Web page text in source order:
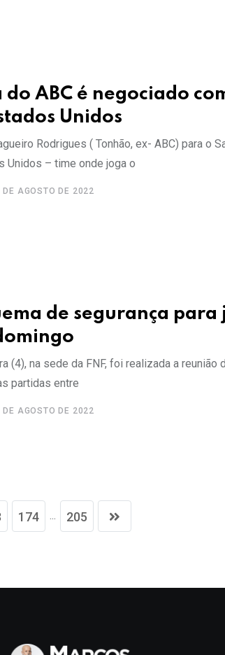
ABC é negociado
Unidos
Rodrigues ( Tonhão, ex- ABC) para o
Unidos – time onde joga o
DE AGOSTO DE 2022
de segurança para
(4), na sede da FNF, foi realizada a reunião
partidas entre
DE AGOSTO DE 2022
174 ... 205